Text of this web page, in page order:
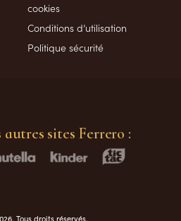
cookies
Conditions d’utilisation
Politique sécurité
Tous droits réservés.
autres sites Ferrero :